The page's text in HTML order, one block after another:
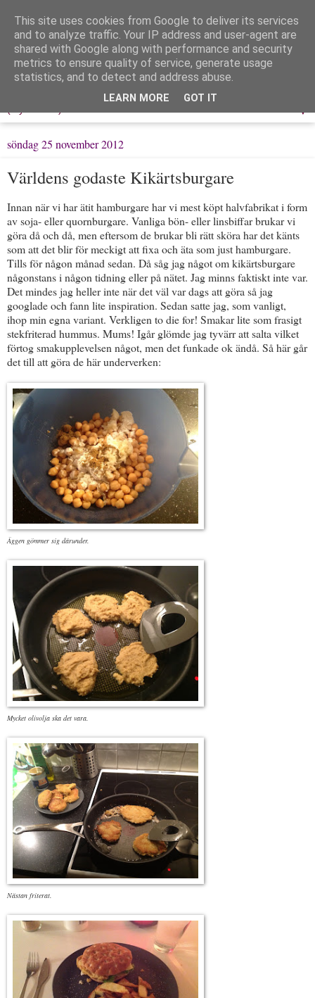
Löpning & Livet
Mitt liv, mina tankar & min träning
▼
söndag 25 november 2012
Världens godaste Kikärtsburgare
Innan när vi har ätit hamburgare har vi mest köpt halvfabrikat i form
av soja- eller quornburgare. Vanliga bön- eller linsbiffar brukar vi
göra då och då, men eftersom de brukar bli rätt sköra har det känts
som att det blir för meckigt att fixa och äta som just hamburgare.
Tills för någon månad sedan. Då såg jag något om kikärtsburgare
någonstans i någon tidning eller på nätet. Jag minns faktiskt inte var.
Det mindes jag heller inte när det väl var dags att göra så jag
googlade och fann lite inspiration. Sedan satte jag, som vanligt,
ihop min egna variant. Verkligen to die for! Smakar lite som frasigt
stekfriterad hummus. Mums! Igår glömde jag tyvärr att salta vilket
förtog smakupplevelsen något, men det funkade ok ändå. Så här går
det till att göra de här underverken:
Äggen gömmer sig därunder.
Mycket olivolja ska det vara.
Nästan friterat.
This site uses cookies from Google to deliver its services
and to analyze traffic. Your IP address and user-agent are
shared with Google along with performance and security
metrics to ensure quality of service, generate usage
statistics, and to detect and address abuse.
LEARN MORE GOT IT